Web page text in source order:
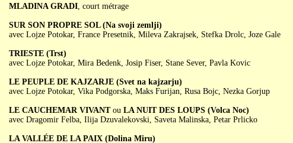
MLADINA GRADI, court métrage
SUR SON PROPRE SOL (Na svoji zemlji)
avec Lojze Potokar, France Presetnik, Mileva Zakrajsek, Stefka Drolc, Joze Gale
TRIESTE (Trst)
avec Lojze Potokar, Mira Bedenk, Josip Fiser, Stane Sever, Pavla Kovic
LE PEUPLE DE KAJZARJE (Svet na kajzarju)
avec Lojze Potokar, Vika Podgorska, Maks Furijan, Rusa Bojc, Nezka Gorjup
LE CAUCHEMAR VIVANTou LA NUIT DES LOUPS (Volca Noc)
avec Dragomir Felba, Ilija Dzuvalekovski, Saveta Malinska, Petar Prlicko
LA VALLÉE DE LA PAIX (Dolina Miru)